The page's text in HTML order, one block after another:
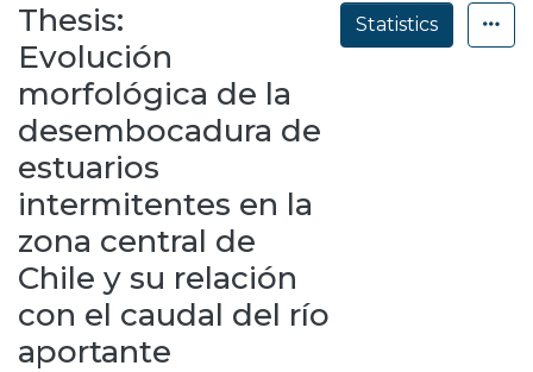
Depósito
Thesis:
Evolución
morfológica de la
desembocadura de
estuarios
intermitentes en la
zona central de
Chile y su relación
con el caudal del río
aportante
Statistics